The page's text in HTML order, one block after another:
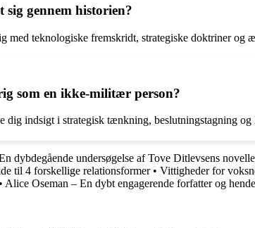
gennem historien?
med teknologiske fremskridt, strategiske doktriner og
som en ikke-militær person?
dig indsigt i strategisk tænkning, beslutningstagning
dybdegående undersøgelse af Tove Ditlevsens
til 4 forskellige relationsformer• Vittigheder for
• Alice Oseman – En dybt engagerende forfatter og